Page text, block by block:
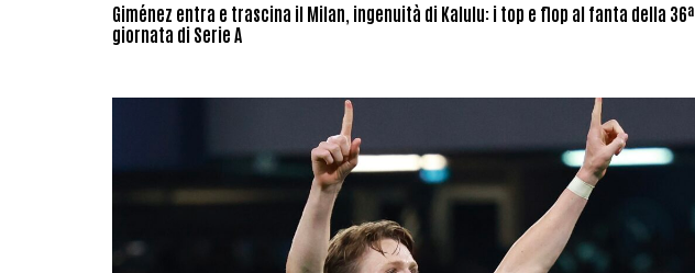
Giménez entra e trascina il Milan, ingenuità di Kalulu: i top e flop al fanta della 36ª
giornata di Serie A